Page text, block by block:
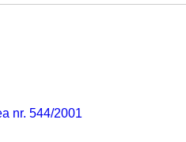
nr. 544/2001